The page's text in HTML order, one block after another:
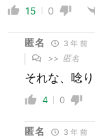
15 0
匿名 3 年 前
>> 匿名
それな、唸
4 0
匿名 3 年 前